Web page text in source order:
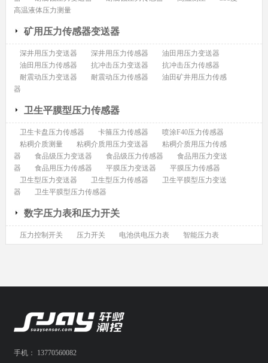
高温液体压力测量
矿用压力传感器变送器
深井用压力变送器 深井用压力传感器
油田用压力变送器
油田用压力传感器
抗冲击压力变送器
抗冲击压力传感器
耐震动压力变送器
耐震动压力传感器
油田矿井用压力传感
器
卫生平膜型压力传感器
卫生卡盘压力传感器 卡箍压力传感器
喷涂F40压力传感器
粘稠介质测量
粘稠介质用压力变送器
粘稠介质用压力传感
器
食品级压力变送器 食品级压力传感器
食品用压力变送
器
食品用压力传感器 平膜压力变送器
平膜压力传感器
卫生型压力变送器
卫生型压力传感器
卫生平膜型压力变送
器
卫生平膜型压力传感器
数字压力表和压力开关
压力控制开关 压力开关 电池供电压力表 智能压力表
手机： 13770560082